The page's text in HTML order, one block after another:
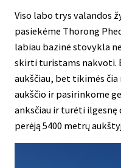
Viso labo trys valandos
pasiekėme Thorong
labiau bazinė stovykla
skirti turistams nakvoti.
aukščiau, bet tikimės
aukščio ir pasirinkome
anksčiau ir turėti
perėją 5400 metrų